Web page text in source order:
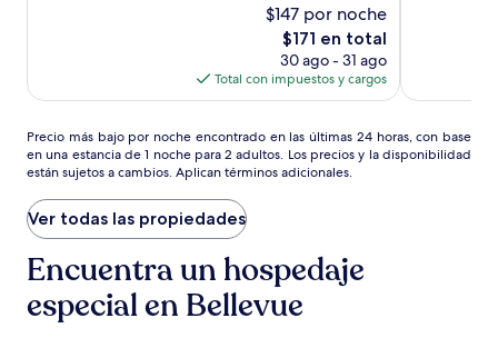
$147 por noche
El
precio
actual
es
$171
$171 en total
30 ago - 31 ago
Total con impuestos y cargos
Precio
más
bajo
por
noche
encontrado
en
las
últimas
24
Precio más bajo por noche encontrado en las últimas 24 horas, con base
en una estancia de 1 noche para 2 adultos. Los precios y la disponibilidad
están sujetos a cambios. Aplican términos adicionales.
Ver todas las propiedades
Encuentra un hospedaje
especial en Bellevue